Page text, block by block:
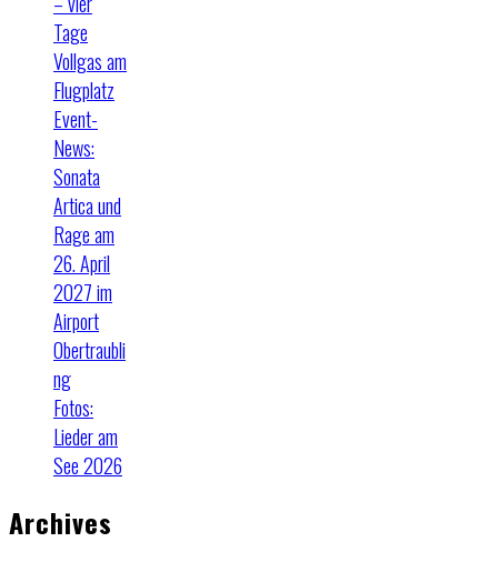
Tage
Vollgas am
Flugplatz
Event-
News:
Sonata
Artica und
Rage am
26. April
2027 im
Airport
Obertraubli
ng
Fotos:
Lieder am
See 2026
Archives